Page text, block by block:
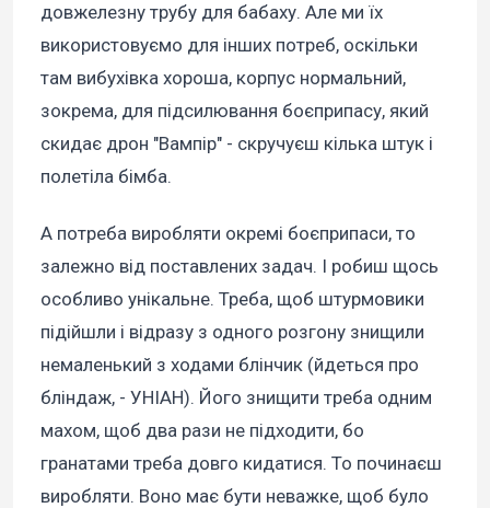
довжелезну трубу для бабаху. Але ми їх
використовуємо для інших потреб, оскільки
там вибухівка хороша, корпус нормальний,
зокрема, для підсилювання боєприпасу, який
скидає дрон "Вампір" - скручуєш кілька штук і
полетіла бімба.
А потреба виробляти окремі боєприпаси, то
залежно від поставлених задач. І робиш щось
особливо унікальне. Треба, щоб штурмовики
підійшли і відразу з одного розгону знищили
немаленький з ходами блінчик (йдеться про
бліндаж, - УНІАН). Його знищити треба одним
махом, щоб два рази не підходити, бо
гранатами треба довго кидатися. То починаєш
виробляти. Воно має бути неважке, щоб було